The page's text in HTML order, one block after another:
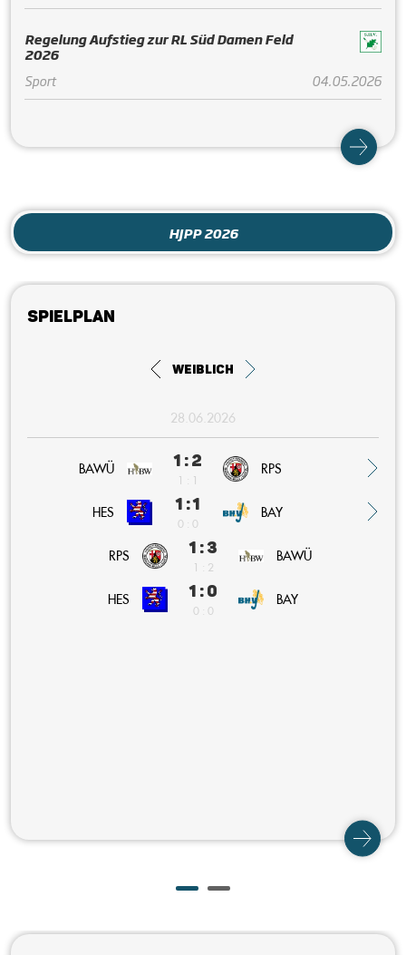
Regelung Aufstieg zur RL Süd Damen Feld
2026
Sport
04.05.2026
HJPP 2026
Spielplan
weiblich
28.06.2026
BAWÜ 1 : 2
1 : 1
RPS
HES 1 : 1
0 : 0
BAY
RPS 1 : 3
1 : 2
BAWÜ
HES 1 : 0
0 : 0
BAY